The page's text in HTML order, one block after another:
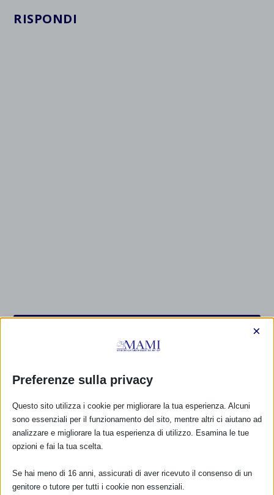
RISPONDI
TUTTI GLI EVENTI
FARMACI IN ALLATTAMENTO E
GRAVIDANZA
NUMERO VERDE GRATUITO
Preferenze sulla privacy
×
Questo sito utilizza i cookie per migliorare la tua esperienza. Alcuni
sono essenziali per il funzionamento del sito, mentre altri ci aiutano ad
analizzare e migliorare la tua esperienza di utilizzo. Esamina le tue
opzioni e fai la tua scelta.
Se hai meno di 16 anni, assicurati di aver ricevuto il consenso di un
genitore o tutore per tutti i cookie non essenziali.